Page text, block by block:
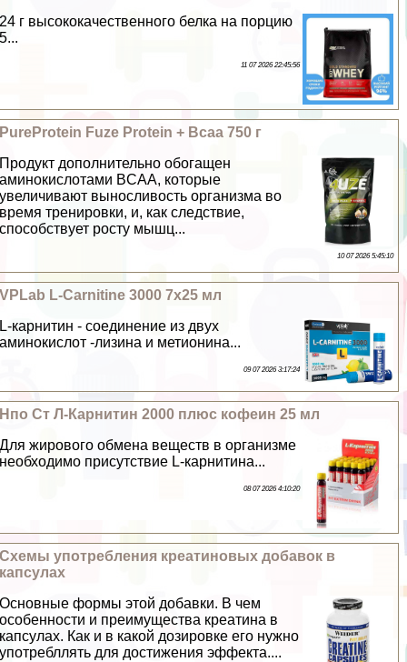
24 г высококачественного белка на порцию
5...
11 07 2026 22:45:56
PureProtein Fuze Protein + Bcaa 750 г
Продукт дополнительно обогащен
аминокислотами BCAA, которые
увеличивают выносливость организма во
время тренировки, и, как следствие,
способствует росту мышц...
10 07 2026 5:45:10
VPLab L-Carnitine 3000 7х25 мл
L-карнитин - соединение из двух
аминокислот -лизина и метионина...
09 07 2026 3:17:24
Нпо Ст Л-Карнитин 2000 плюс кофеин 25 мл
Для жирового обмена веществ в организме
необходимо присутствие L-карнитина...
08 07 2026 4:10:20
Схемы употрeбления креатиновых добавок в
капсулах
Основные формы этой добавки. В чем
особенности и преимущества креатина в
капсулах. Как и в какой дозировке его нужно
употрeбллять для достижения эффекта....